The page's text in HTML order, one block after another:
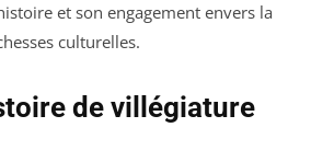
et son engagement envers la
culturelles.
de villégiature